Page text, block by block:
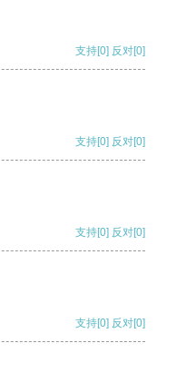
支持[0] 反对[0]
支持[0] 反对[0]
支持[0] 反对[0]
支持[0] 反对[0]